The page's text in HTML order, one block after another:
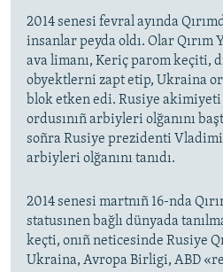
2014 senesi fevral ayında
insanlar peyda oldı. Olar Qırım
ava limanı, Keriç parom keçiti,
obyektlerni zapt etip, Ukraina
blok etken edi. Rusiye
ordusınıñ arbiyleri olğanını
soñra Rusiye prezidenti
arbiyleri olğanını tanıdı.
2014 senesi martnıñ 16-nda
statusınen bağlı dünyada
keçti, onıñ neticesinde Rusiye
Ukraina, Avropa Birligi, ABD